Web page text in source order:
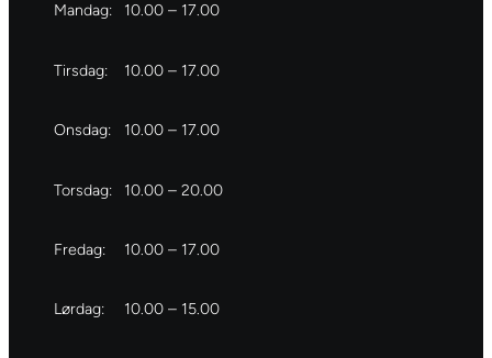
Mandag: 10.00 – 17.00
Tirsdag: 10.00 – 17.00
Onsdag: 10.00 – 17.00
Torsdag: 10.00 – 20.00
Fredag: 10.00 – 17.00
Lørdag: 10.00 – 15.00